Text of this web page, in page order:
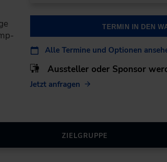
TERMIN IN DEN
Alle Termine und Optionen
Aussteller oder Sponsor
Jetzt anfragen
ZIELGRUPPE